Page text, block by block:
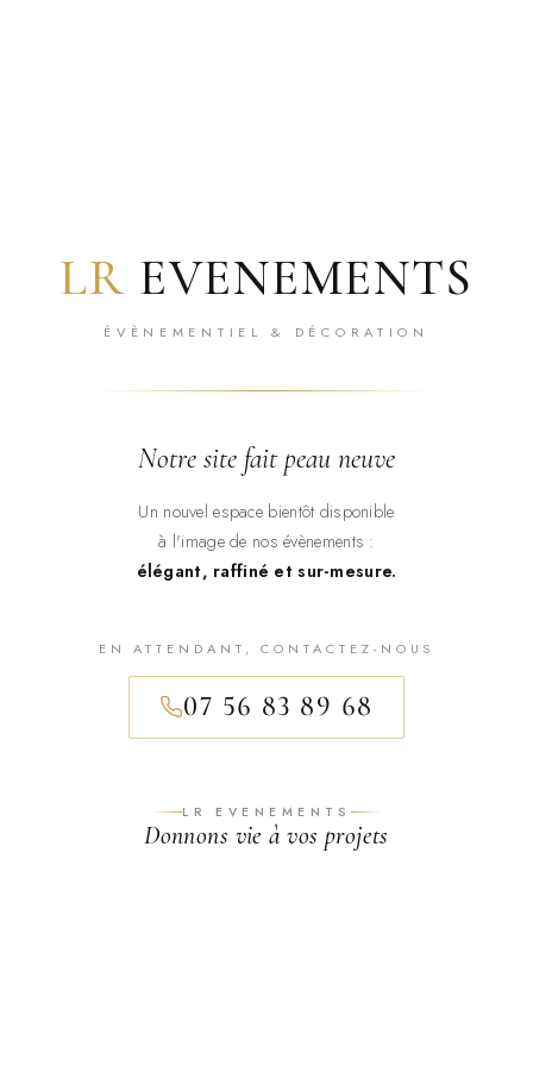
LR EVENEMENTS
ÉVÈNEMENTIEL & DÉCORATION
Notre site fait peau neuve
Un nouvel espace bientôt disponible
à l'image de nos évènements :
élégant, raffiné et sur-mesure.
EN ATTENDANT, CONTACTEZ-NOUS
07 56 83 89 68
LR EVENEMENTS
Donnons vie à vos projets